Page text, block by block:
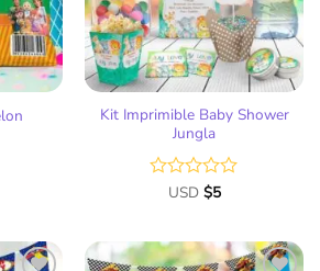
Kit Imprimible Baby Shower
Jungla
Valorado
de
5
USD $5